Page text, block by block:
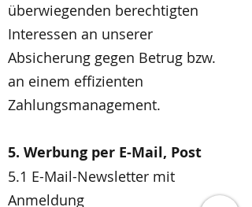
überwiegenden berechtigten
Interessen an unserer
Absicherung gegen Betrug bzw.
an einem effizienten
Zahlungsmanagement.
5. Werbung per E-Mail, Post
5.1 E-Mail-Newsletter mit
Anmeldung